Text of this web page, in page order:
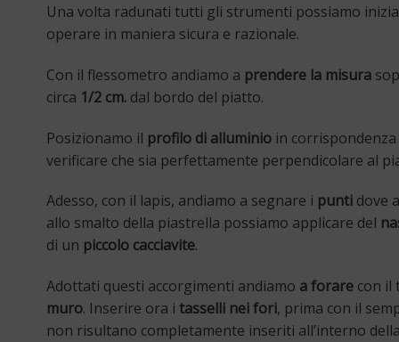
Una volta radunati tutti gli strumenti possiamo
operare in maniera sicura e razionale.
Con il flessometro andiamo a prendere la misura
circa 1/2 cm. dal bordo del piatto.
Posizionamo il profilo di alluminio in
verificare che sia perfettamente perpendicolare al
Adesso, con il lapis, andiamo a segnare i punti dove
allo smalto della piastrella possiamo applicare del
di un piccolo cacciavite.
Adottati questi accorgimenti andiamo a forare con il
muro. Inserire ora i tasselli nei fori, prima con il
non risultano completamente inseriti all’interno della